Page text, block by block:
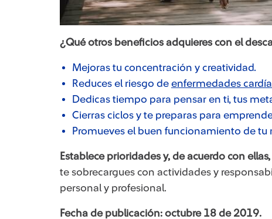
​​¿Qué otros beneficios adquieres con el
Mejoras tu concentración y creatividad.
Reduces el riesgo de enfermedades
Dedicas tiempo para pensar en ti, tus
Cierras ciclos y te preparas para
Promueves el buen funcionamiento de tu
​Establece prioridades y, de acuerdo con
te sobrecargues con actividades y
personal y profesional.​
Fecha de publicación: octubre 18 de 2019.